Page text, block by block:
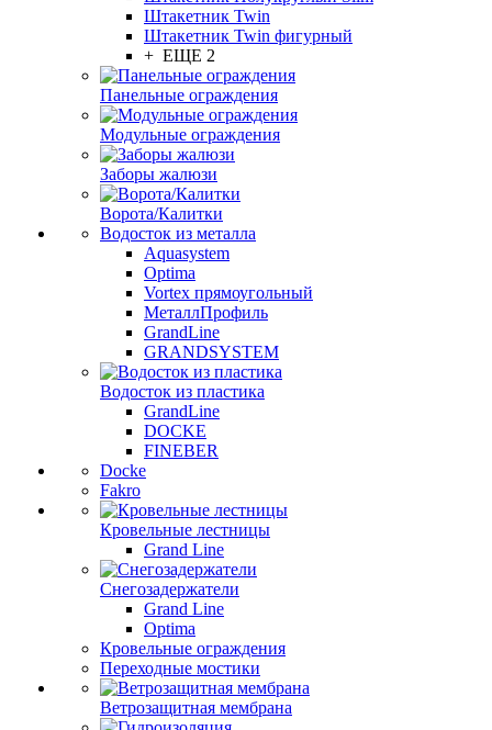
Штакетник Twin
Штакетник Twin фигурный
+ ЕЩЕ 2
Панельные ограждения
Модульные ограждения
Заборы жалюзи
Ворота/Калитки
Водосток из металла
Aquasystem
Optima
Vortex прямоугольный
МеталлПрофиль
GrandLine
GRANDSYSTEM
Водосток из пластика
GrandLine
DOCKE
FINEBER
Docke
Fakro
Кровельные лестницы
Grand Line
Снегозадержатели
Grand Line
Optima
Кровельные ограждения
Переходные мостики
Ветрозащитная мембрана